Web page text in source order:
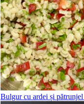
Bulgur cu ardei și pătrunjel